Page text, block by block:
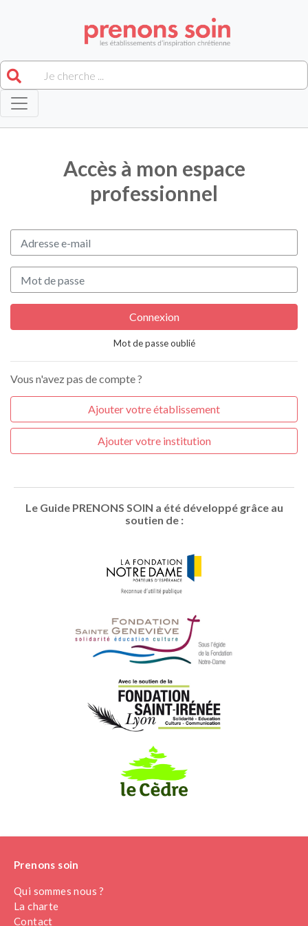
Accès à mon espace
professionnel
Connexion
Mot de passe oublié
Vous n'avez pas de compte ?
Ajouter votre établissement
Ajouter votre institution
Le Guide PRENONS SOIN a été développé grâce au
soutien de :
Prenons soin
Qui sommes nous ?
La charte
Contact